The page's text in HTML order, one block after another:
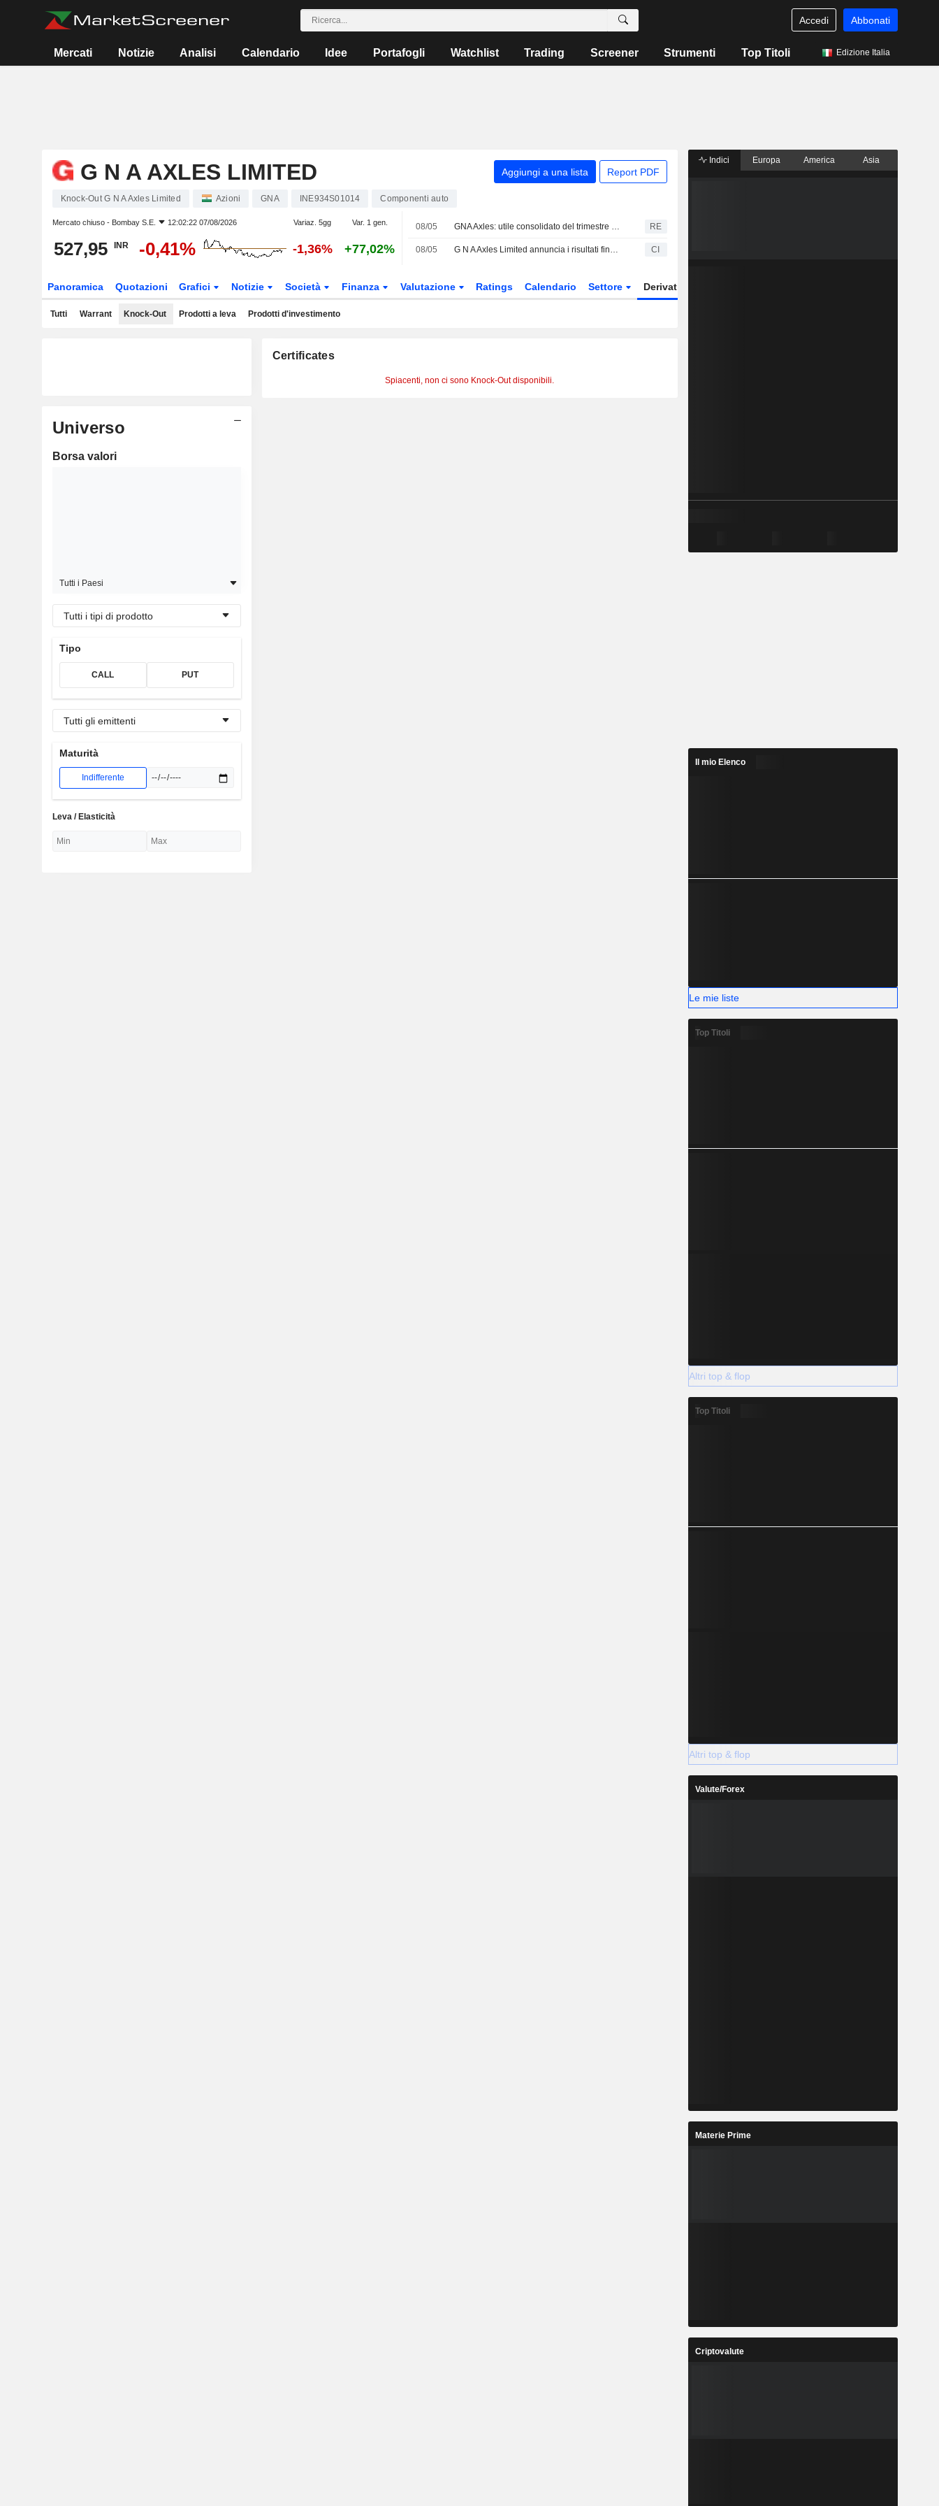
Accedi Abbonati
Mercati Notizie Analisi Calendario Idee Portafogli Watchlist Trading Screener Strumenti Top Titoli Edizione Italia
G N A AXLES LIMITED Aggiungi a una lista Report PDF
Knock-Out G N A Axles Limited Azioni GNA INE934S01014 Componenti auto
Mercato chiuso - Bombay S.E. 12:02:22 07/08/2026 Variaz. 5gg Var. 1 gen.
527,95 INR -0,41% -1,36% +77,02%
08/05 GNA Axles: utile consolidato del trimestre di marzo a 308,2 milioni di rupie RE
08/05 G N A Axles Limited annuncia i risultati finanziari per il quarto trimestre e l'intero esercizio chiusi al 31 marzo 2026 CI
Panoramica Quotazioni Grafici Notizie Società Finanza Valutazione Ratings Calendario Settore Derivati
Tutti Warrant Knock-Out Prodotti a leva Prodotti d'investimento
Universo
Borsa valori
Tutti i Paesi
Tutti i tipi di prodotto
Tipo
CALL PUT
Tutti gli emittenti
Maturità
Indifferente
Leva / Elasticità
Certificates
Spiacenti, non ci sono Knock-Out disponibili.
Indici Europa America Asia
Il mio Elenco
Le mie liste
Top Titoli
Altri top & flop
Top Titoli
Altri top & flop
Valute/Forex
Materie Prime
Criptovalute